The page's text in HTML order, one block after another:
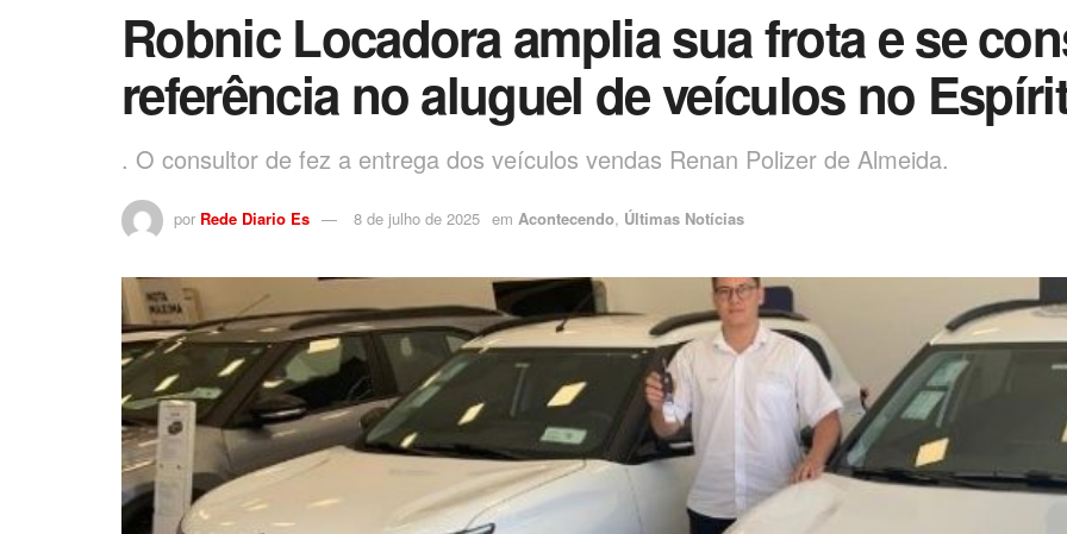
Robnic Locadora amplia sua frota e se
referência no aluguel de veículos no
. O consultor de fez a entrega dos veículos vendas Renan Polizer de Almeida.
por Rede Diario Es 8 de julho de 2025 em Acontecendo, Últimas Notícias